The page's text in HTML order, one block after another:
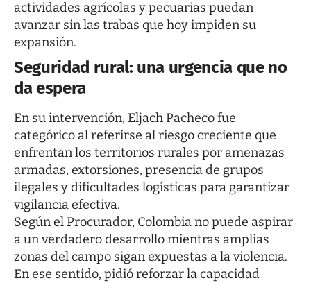
actividades agrícolas y pecuarias puedan
avanzar sin las trabas que hoy impiden su
expansión.
Seguridad rural: una urgencia que no
da espera
En su intervención, Eljach Pacheco fue
categórico al referirse al riesgo creciente que
enfrentan los territorios rurales por amenazas
armadas, extorsiones, presencia de grupos
ilegales y dificultades logísticas para garantizar
vigilancia efectiva.
Según el Procurador, Colombia no puede aspirar
a un verdadero desarrollo mientras amplias
zonas del campo sigan expuestas a la violencia.
En ese sentido, pidió reforzar la capacidad